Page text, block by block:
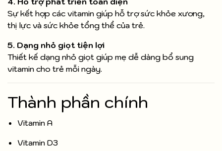
Sự kết hợp các vitamin giúp hỗ trợ sức khỏe xương,
thị lực và sức khỏe tổng thể của trẻ.
5. Dạng nhỏ giọt tiện lợi
Thiết kế dạng nhỏ giọt giúp mẹ dễ dàng bổ sung
vitamin cho trẻ mỗi ngày.
Thành phần chính
Vitamin A
Vitamin D3